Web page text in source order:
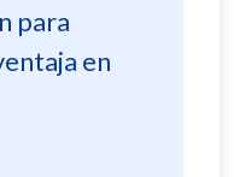
para
en